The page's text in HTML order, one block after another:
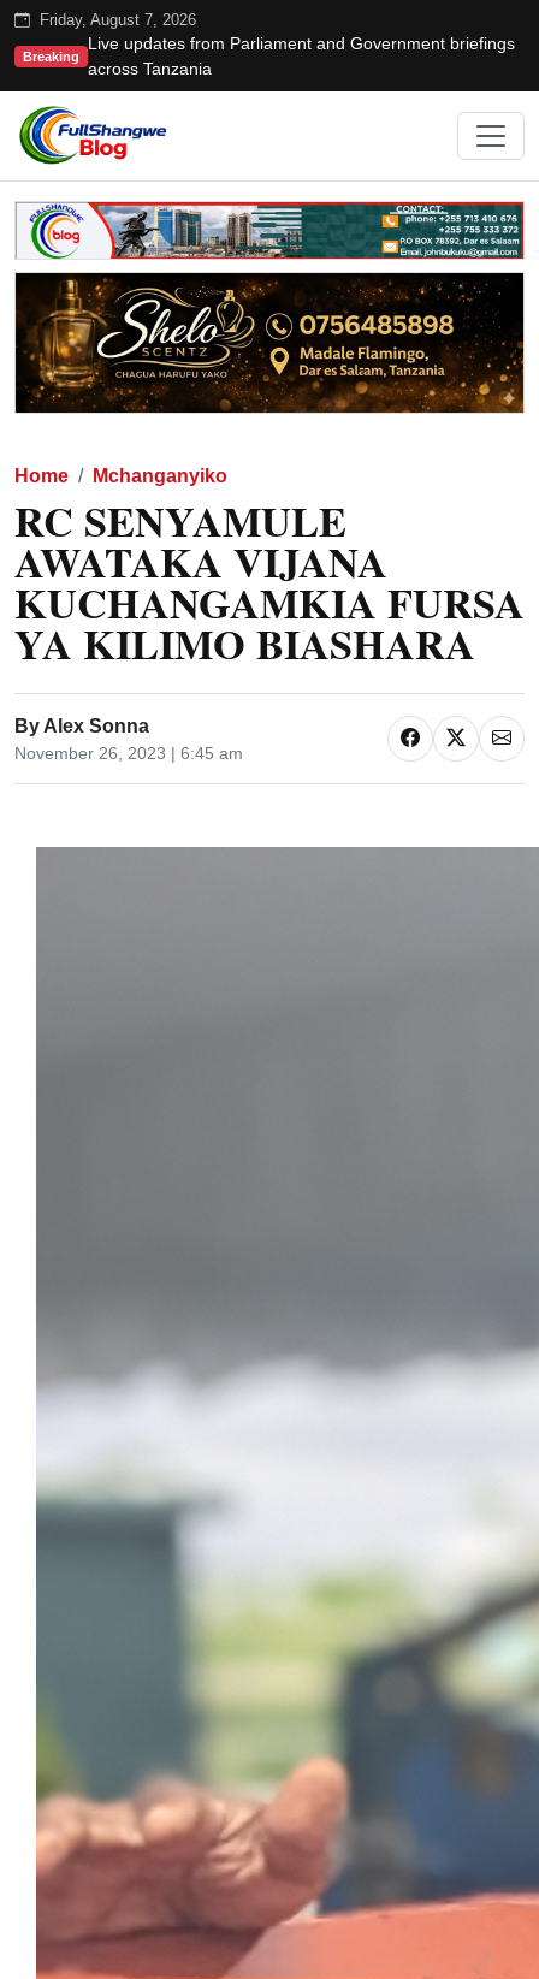
Friday, August 7, 2026
Breaking
Live updates from Parliament and Government briefings
across Tanzania
Home Mchanganyiko
RC SENYAMULE
AWATAKA VIJANA
KUCHANGAMKIA FURSA
YA KILIMO BIASHARA
By Alex Sonna
November 26, 2023 | 6:45 am